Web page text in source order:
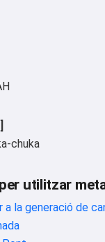
chuka
utilitzar
la generació de